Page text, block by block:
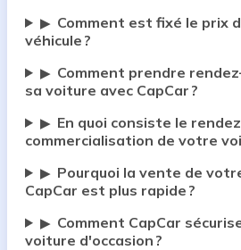
▶ Comment est fixé le prix
véhicule ?
▶ Comment prendre
sa voiture avec CapCar ?
▶ En quoi consiste le
commercialisation de votre
▶ Pourquoi la vente de
CapCar est plus rapide ?
▶ Comment CapCar
voiture d'occasion ?